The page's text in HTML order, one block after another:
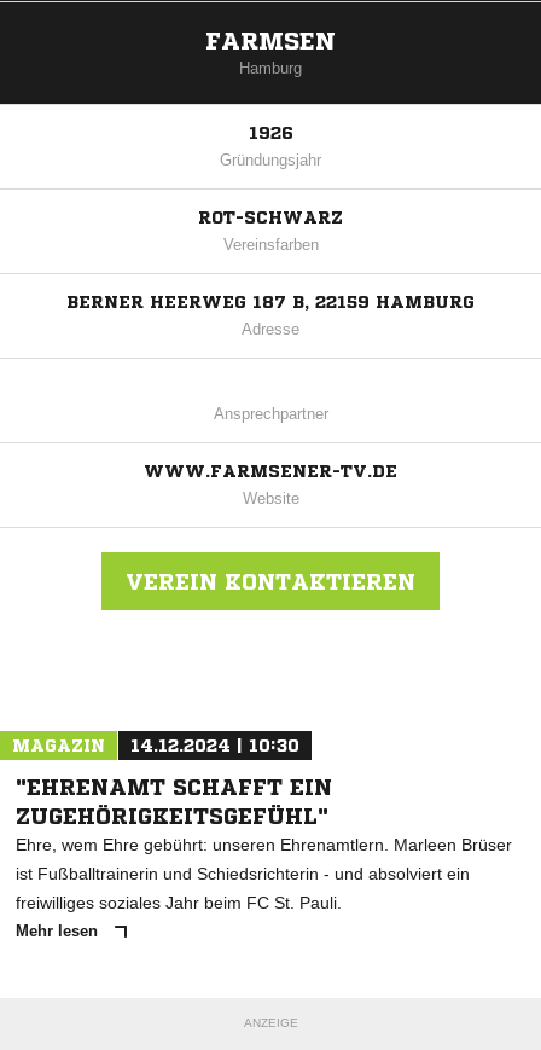
FARMSEN
Hamburg
1926
Gründungsjahr
ROT-SCHWARZ
Vereinsfarben
BERNER HEERWEG 187 B, 22159 HAMBURG
Adresse
Ansprechpartner
WWW.FARMSENER-TV.DE
Website
VEREIN KONTAKTIEREN
MAGAZIN 14.12.2024 | 10:30
"EHRENAMT SCHAFFT EIN
ZUGEHÖRIGKEITSGEFÜHL"
Ehre, wem Ehre gebührt: unseren Ehrenamtlern. Marleen Brüser
ist Fußballtrainerin und Schiedsrichterin - und absolviert ein
freiwilliges soziales Jahr beim FC St. Pauli.
Mehr lesen
ANZEIGE